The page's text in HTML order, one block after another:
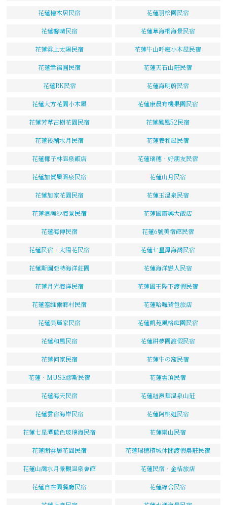
花蓮檜木居民宿 花蓮羽松園民宿
花蓮馨晴民宿 花蓮草海桐海景民宿
花蓮雲上太陽民宿 花蓮牛山呼庭小木屋民宿
花蓮幸福圓民宿 花蓮天石山莊民宿
花蓮RK民宿 花蓮海明蔚民宿
花蓮大方花園小木屋 花蓮康晨有機果園民宿
花蓮芳草古樹花園民宿 花蓮鳳凰52民宿
花蓮後湖水月民宿 花蓮養和屋民宿
花蓮椰子林溫泉飯店 花蓮瑞穗‧好朋友民宿
花蓮加賀屋溫泉民宿 花蓮山月民宿
花蓮加家花園民宿 花蓮玉溫泉民宿
花蓮浪淘沙海景民宿 花蓮國廣興大飯店
花蓮海傳民宿 花蓮6號美宿館民宿
花蓮民宿‧太陽花民宿 花蓮七星潭海灣民宿
花蓮斯圖亞特海洋莊園 花蓮海洋戀人民宿
花蓮月光海洋民宿 花蓮國王陛下渡假民宿
花蓮塞維爾鄉村民宿 花蓮哈囉背包旅店
花蓮美麗家民宿 花蓮凱苑風格庭園民宿
花蓮和風民宿 花蓮耕夢園渡假民宿
花蓮何家民宿 花蓮牛の窩民宿
花蓮‧MUSE繆斯民宿 花蓮雲頂民宿
花蓮海天民宿 花蓮紐澳華溫泉山莊
花蓮雲宿海岸民宿 花蓮阿桃姐民宿
花蓮七星潭藍色玻璃海民宿 花蓮樂山民宿
花蓮閒雲居花園民宿 花蓮瑞穗檳城休閒渡假農莊民宿
花蓮山灣水月景觀溫泉會館 花蓮民宿．金桔旅店
花蓮自在園餐廳民宿 花蓮綠舍民宿